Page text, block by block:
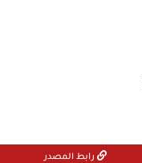
رابط المصدر